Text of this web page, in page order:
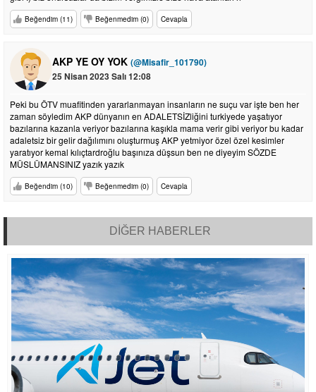
Beğendim (11) Beğenmedim (0) Cevapla
AKP YE OY YOK (@Misafir_101790)
25 Nisan 2023 Salı 12:08
Peki bu ÖTV muafitinden yararlanmayan insanların ne suçu var işte ben her
zaman söyledim AKP dünyanın en ADALETSİZliğini turkiyede yaşatıyor
bazılarına kazanla veriyor bazılarına kaşıkla mama verir gibi veriyor bu kadar
adaletsiz bir gelir dağılımını oluşturmuş AKP yetmiyor özel özel kesimler
yaratıyor kemal kılıçtardroğlu başınıza düşsun ben ne diyeyim SÖZDE
MÜSLÜMANSINIZ yazık yazık
Beğendim (10) Beğenmedim (0) Cevapla
DİĞER HABERLER